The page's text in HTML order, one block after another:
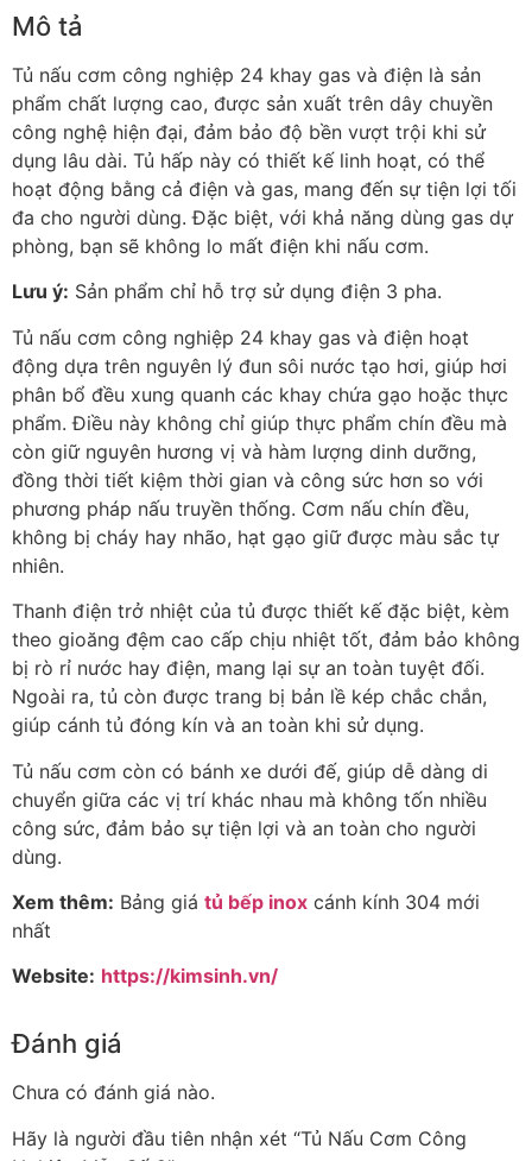
Mô tả
Tủ nấu cơm công nghiệp 24 khay gas và điện là sản
phẩm chất lượng cao, được sản xuất trên dây chuyền
công nghệ hiện đại, đảm bảo độ bền vượt trội khi sử
dụng lâu dài. Tủ hấp này có thiết kế linh hoạt, có thể
hoạt động bằng cả điện và gas, mang đến sự tiện lợi tối
đa cho người dùng. Đặc biệt, với khả năng dùng gas dự
phòng, bạn sẽ không lo mất điện khi nấu cơm.
Lưu ý: Sản phẩm chỉ hỗ trợ sử dụng điện 3 pha.
Tủ nấu cơm công nghiệp 24 khay gas và điện hoạt
động dựa trên nguyên lý đun sôi nước tạo hơi, giúp hơi
phân bổ đều xung quanh các khay chứa gạo hoặc thực
phẩm. Điều này không chỉ giúp thực phẩm chín đều mà
còn giữ nguyên hương vị và hàm lượng dinh dưỡng,
đồng thời tiết kiệm thời gian và công sức hơn so với
phương pháp nấu truyền thống. Cơm nấu chín đều,
không bị cháy hay nhão, hạt gạo giữ được màu sắc tự
nhiên.
Thanh điện trở nhiệt của tủ được thiết kế đặc biệt, kèm
theo gioăng đệm cao cấp chịu nhiệt tốt, đảm bảo không
bị rò rỉ nước hay điện, mang lại sự an toàn tuyệt đối.
Ngoài ra, tủ còn được trang bị bản lề kép chắc chắn,
giúp cánh tủ đóng kín và an toàn khi sử dụng.
Tủ nấu cơm còn có bánh xe dưới đế, giúp dễ dàng di
chuyển giữa các vị trí khác nhau mà không tốn nhiều
công sức, đảm bảo sự tiện lợi và an toàn cho người
dùng.
Xem thêm: Bảng giá tủ bếp inox cánh kính 304 mới
nhất
Website: https://kimsinh.vn/
Đánh giá
Chưa có đánh giá nào.
Hãy là người đầu tiên nhận xét “Tủ Nấu Cơm Công